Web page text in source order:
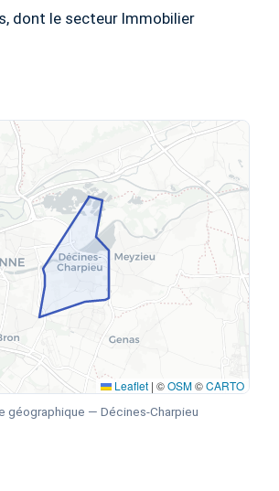
dont le secteur Immobilier
Leaflet | ©OSM©CARTO
géographique — Décines-Charpieu